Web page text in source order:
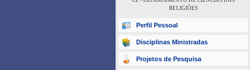
RELIGIÕES
Perfil Pessoal
Disciplinas Ministradas
Projetos de Pesquisa